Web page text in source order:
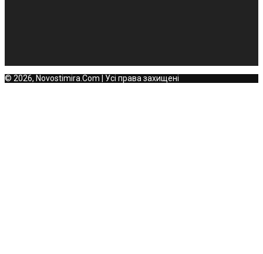
© 2026, Novostimira.Com | Усі права захищені